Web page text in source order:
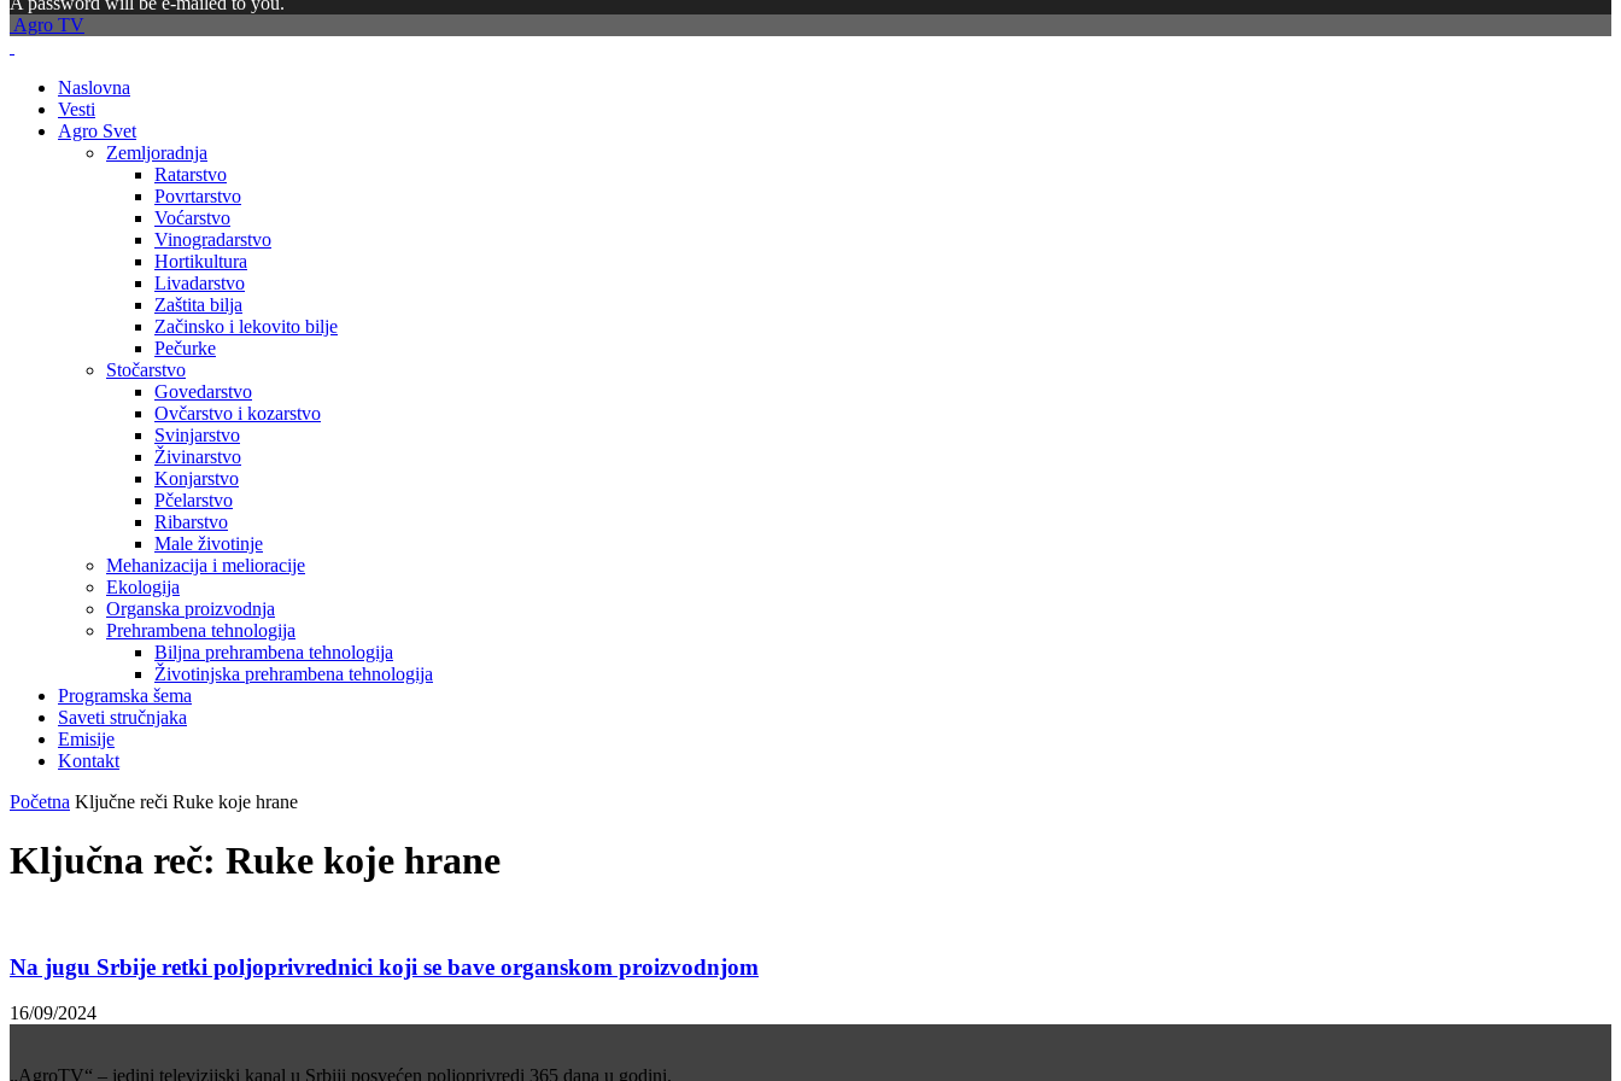
Agro TV
Naslovna
Vesti
Agro Svet
Zemljoradnja
Ratarstvo
Povrtarstvo
Voćarstvo
Vinogradarstvo
Hortikultura
Livadarstvo
Zaštita bilja
Začinsko i lekovito bilje
Pečurke
Stočarstvo
Govedarstvo
Ovčarstvo i kozarstvo
Svinjarstvo
Živinarstvo
Konjarstvo
Pčelarstvo
Ribarstvo
Male životinje
Mehanizacija i melioracije
Ekologija
Organska proizvodnja
Prehrambena tehnologija
Biljna prehrambena tehnologija
Životinjska prehrambena tehnologija
Programska šema
Saveti stručnjaka
Emisije
Kontakt
Početna Ključne reči Ruke koje hrane
Ključna reč: Ruke koje hrane
Na jugu Srbije retki poljoprivrednici koji se bave organskom proizvodnjom
16/09/2024
„AgroTV“ – jedini televizijski kanal u Srbiji posvećen poljoprivredi 365 dana u godini.